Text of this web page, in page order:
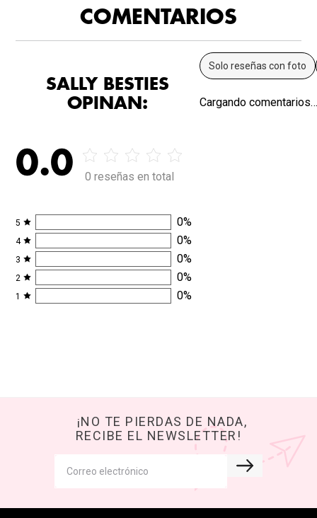
COMENTARIOS
SALLY BESTIES
OPINAN:
0.0 0 reseñas en total
5 0%
4 0%
3 0%
2 0%
1 0%
Solo reseñas con foto
Cargando
¡NO TE PIERDAS DE NADA,
RECIBE EL NEWSLETTER!